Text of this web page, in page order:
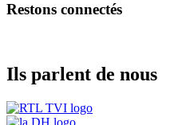
Restons connectés
Ils parlent de nous